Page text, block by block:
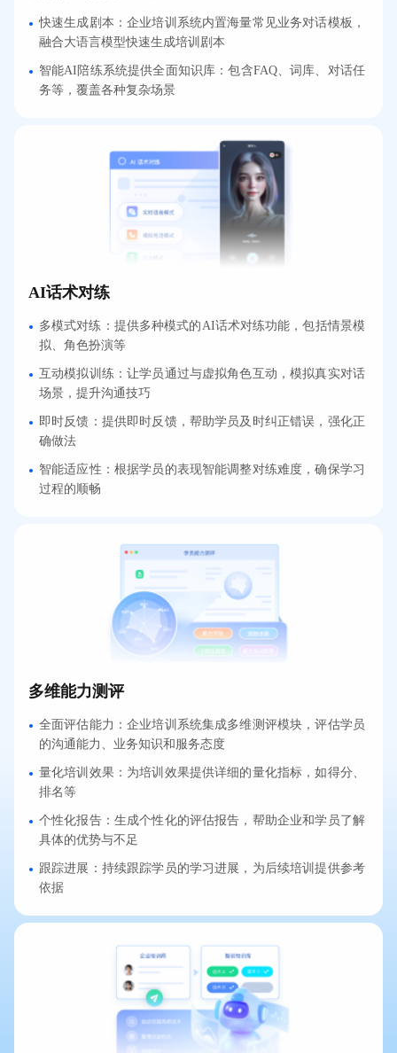
快速生成剧本：企业培训系统内置海量常见业务对话模板，
融合大语言模型快速生成培训剧本
智能AI陪练系统提供全面知识库：包含FAQ、词库、对话任
务等，覆盖各种复杂场景
AI话术对练
多模式对练：提供多种模式的AI话术对练功能，包括情景模
拟、角色扮演等
互动模拟训练：让学员通过与虚拟角色互动，模拟真实对话
场景，提升沟通技巧
即时反馈：提供即时反馈，帮助学员及时纠正错误，强化正
确做法
智能适应性：根据学员的表现智能调整对练难度，确保学习
过程的顺畅
多维能力测评
全面评估能力：企业培训系统集成多维测评模块，评估学员
的沟通能力、业务知识和服务态度
量化培训效果：为培训效果提供详细的量化指标，如得分、
排名等
个性化报告：生成个性化的评估报告，帮助企业和学员了解
具体的优势与不足
跟踪进展：持续跟踪学员的学习进展，为后续培训提供参考
依据